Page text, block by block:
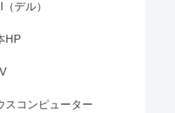
デル）
HP
スコンピューター